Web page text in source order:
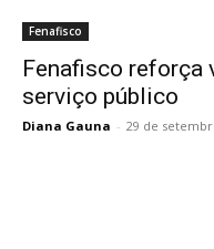
Fenafisco
Fenafisco reforça
serviço público
Diana Gauna - 29 de